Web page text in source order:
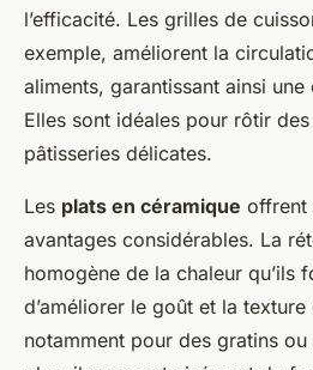
l’efficacité. Les grilles de
exemple, améliorent la
aliments, garantissant ainsi
Elles sont idéales pour rôtir
pâtisseries délicates.
Les plats en céramique offrent
avantages considérables. La
homogène de la chaleur qu’ils
d’améliorer le goût et la texture
notamment pour des gratins